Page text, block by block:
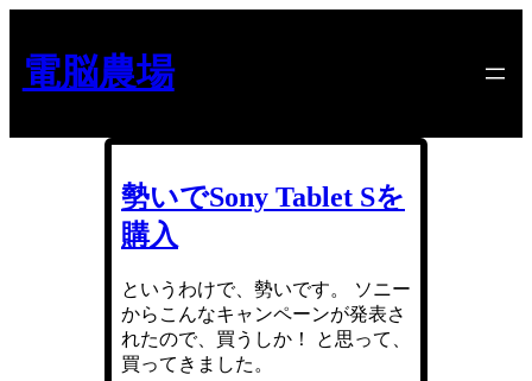
を
ス
ッ
電脳農場
勢いでSony Tablet Sを
購入
というわけで、勢いです。 ソニー
からこんなキャンペーンが発表さ
れたので、買うしか！ と思って、
買ってきました。